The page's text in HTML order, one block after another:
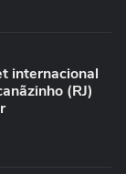
internacional
(RJ)